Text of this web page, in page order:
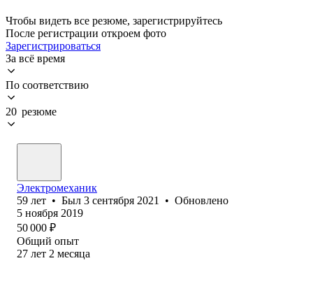
Чтобы видеть все резюме, зарегистрируйтесь
После регистрации откроем фото
Зарегистрироваться
За всё время
По соответствию
20 резюме
Электромеханик
59 лет • Был 3 сентября 2021 • Обновлено
5 ноября 2019
50 000 ₽
Общий опыт
27 лет 2 месяца